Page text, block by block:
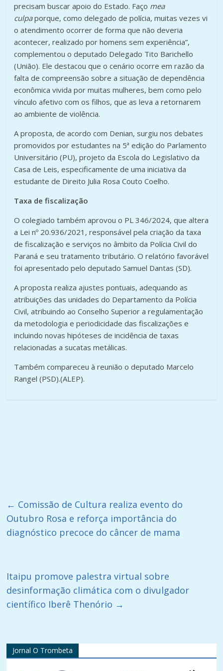
precisam buscar apoio do Estado. Faço mea
culpaporque, como delegado de polícia, muitas vezes vi
o atendimento ocorrer de forma que não deveria
acontecer, realizado por homens sem experiência”,
complementou o deputado Delegado Tito Barichello
(União). Ele destacou que o cenário ocorre em razão da
falta de compreensão sobre a situação de dependência
econômica vivida por muitas mulheres, bem como pelo
vínculo afetivo com os filhos, que as leva a retornarem
ao ambiente de violência.
A proposta, de acordo com Denian, surgiu nos debates
promovidos por estudantes na 5ª edição do Parlamento
Universitário (PU), projeto da Escola do Legislativo da
Casa de Leis, especificamente de uma iniciativa da
estudante de Direito Julia Rosa Couto Coelho.
Taxa de fiscalização
O colegiado também aprovou o PL 346/2024, que altera
a Lei nº 20.936/2021, responsável pela criação da taxa
de fiscalização e serviços no âmbito da Polícia Civil do
Paraná e seu tratamento tributário. O relatório favorável
foi apresentado pelo deputado Samuel Dantas (SD).
A proposta realiza ajustes pontuais, adequando as
atribuições das unidades do Departamento da Polícia
Civil, atribuindo ao Conselho Superior a regulamentação
da metodologia e periodicidade das fiscalizações e
incluindo novas hipóteses de incidência de taxas
relacionadas a sucatas metálicas.
Também compareceu à reunião o deputado Marcelo
Rangel (PSD).(ALEP).
← Comissão de Cultura realiza evento do
Outubro Rosa e reforça importância do
diagnóstico precoce do câncer de mama
Itaipu promove palestra virtual sobre
desinformação climática com o divulgador
científico Iberê Thenório →
Jornal O Trombeta